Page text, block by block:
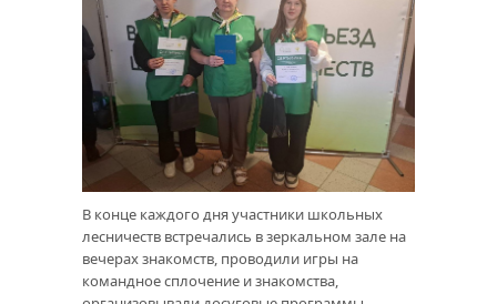
В конце каждого дня участники школьных
лесничеств встречались в зеркальном зале на
вечерах знакомств, проводили игры на
командное сплочение и знакомства,